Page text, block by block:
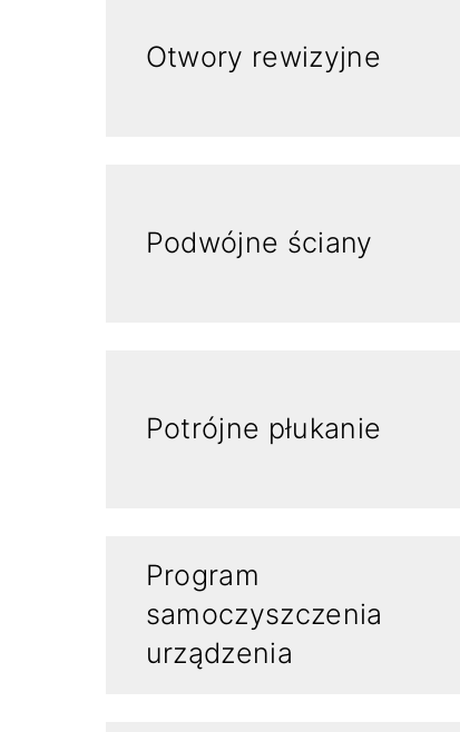
Otwory rewizyjne
Podwójne ściany
Potrójne płukanie
Program
samoczyszczenia
urządzenia